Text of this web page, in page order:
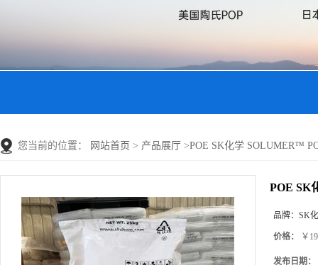
您当前的位置： 网站首页 > 产品展厅 >POE SK化学 SOLUMER™
POE SK
品牌： SK
价格： ￥
发布日期：